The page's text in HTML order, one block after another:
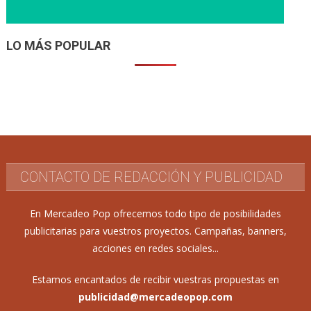
LO MÁS POPULAR
CONTACTO DE REDACCIÓN Y PUBLICIDAD
En Mercadeo Pop ofrecemos todo tipo de posibilidades
publicitarias para vuestros proyectos. Campañas, banners,
acciones en redes sociales...
Estamos encantados de recibir vuestras propuestas en
publicidad@mercadeopop.com